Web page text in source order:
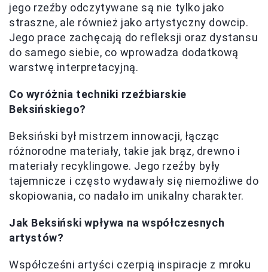
jego rzeźby odczytywane są nie tylko jako
straszne, ale również jako artystyczny dowcip.
Jego prace zachęcają do refleksji oraz dystansu
do samego siebie, co wprowadza dodatkową
warstwę interpretacyjną.
Co wyróżnia techniki rzeźbiarskie
Beksińskiego?
Beksiński był mistrzem innowacji, łącząc
różnorodne materiały, takie jak brąz, drewno i
materiały recyklingowe. Jego rzeźby były
tajemnicze i często wydawały się niemożliwe do
skopiowania, co nadało im unikalny charakter.
Jak Beksiński wpływa na współczesnych
artystów?
Współcześni artyści czerpią inspiracje z mroku